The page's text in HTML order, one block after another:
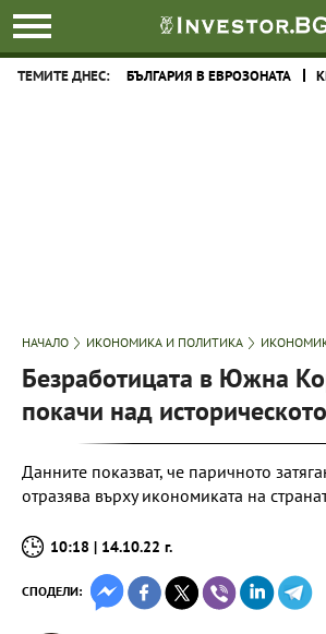
ТЕМИТЕ ДНЕС: БЪЛГАРИЯ В ЕВРОЗОНАТА
НАЧАЛО ИКОНОМИКА И ПОЛИТИКА
Безработицата в Южна
покачи над
Данните показват, че паричното
отразява върху икономиката на
10:18 | 14.10.22 г.
СПОДЕЛИ: